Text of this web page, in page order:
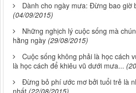
Dành cho ngày mưa: Đừng bao giờ
(04/09/2015)
Những nghịch lý cuộc sống mà
hằng ngày (29/08/2015)
Cuộc sống không phải là học cách
là học cách để khiêu vũ dưới mưa...
Đừng bỏ phí ước mơ bởi tuổi trẻ là